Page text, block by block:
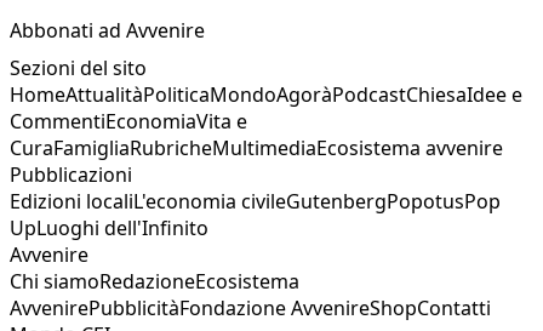
Abbonati ad Avvenire
Sezioni del sito
HomeAttualitàPoliticaMondoAgoràPodcastChiesaIdee e
CommentiEconomiaVita e
CuraFamigliaRubricheMultimediaEcosistema avvenire
Pubblicazioni
Edizioni localiL'economia civileGutenbergPopotusPop
UpLuoghi dell'Infinito
Avvenire
Chi siamoRedazioneEcosistema
AvvenirePubblicitàFondazione AvvenireShopContatti